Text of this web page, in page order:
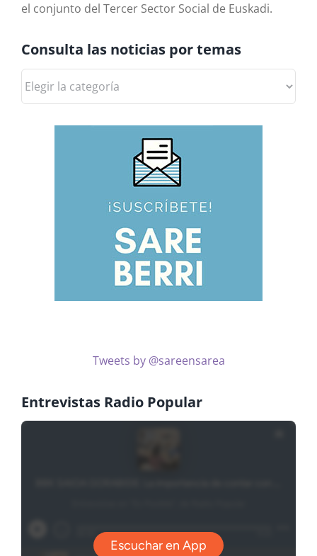
el conjunto del Tercer Sector Social de Euskadi.
Consulta las noticias por temas
las
Tweets by @sareensarea
Entrevistas Radio Popular